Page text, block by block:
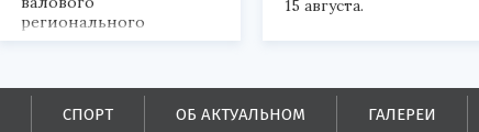
регионального
продукта и
поступлений в
бюджеты всех уровней.
15 августа.
СПОРТ ОБ АКТУАЛЬНОМ ГАЛЕРЕИ